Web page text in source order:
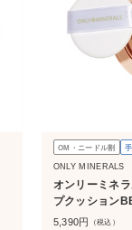
OM・ニードル割
ONLY MINERALS
オンリーミネ
プクッション
5,390円 （税込）